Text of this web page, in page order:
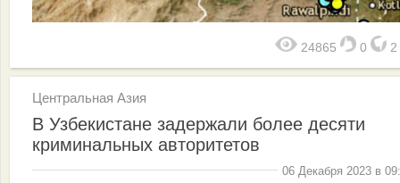
24865 0 2
Центральная Азия
В Узбекистане задержали более десяти
криминальных авторитетов
06 Декабря 2023 в